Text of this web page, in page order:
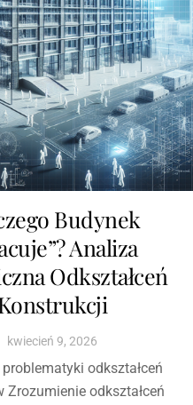
Budynek
Analiza
Odkształceń
kwiecień 9, 2026
odkształceń
Zrozumienie odkształceń